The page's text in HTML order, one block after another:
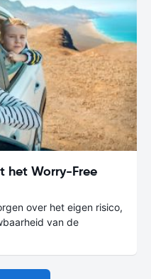
het Worry-Free
over het eigen risico,
van de